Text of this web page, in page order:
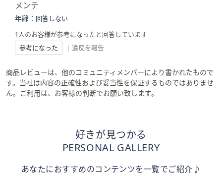
メンテ
年齢： 回答しない
1人のお客様が参考になったと回答しています
参考になった
| 違反を報告
商品レビューは、他のコミュニティメンバーにより書かれたもので
す。当社は内容の正確性および妥当性を保証するものではありませ
ん。ご利用は、お客様の判断でお願い致します。
好きが見つかる
PERSONAL GALLERY
あなたにおすすめのコンテンツを一覧でご紹介♪